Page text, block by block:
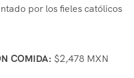
por los fieles católicos
COMIDA: $2,478 MXN